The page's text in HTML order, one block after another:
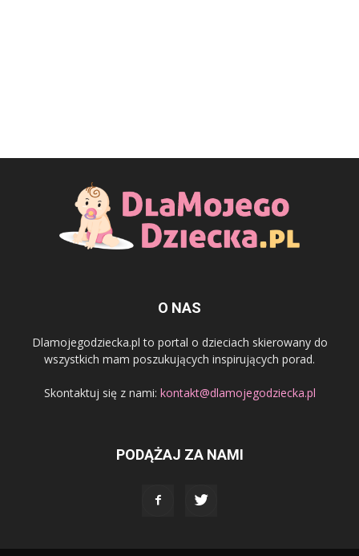
O NAS
Dlamojegodziecka.pl to portal o dzieciach skierowany do
wszystkich mam poszukujących inspirujących porad.
Skontaktuj się z nami: kontakt@dlamojegodziecka.pl
PODĄŻAJ ZA NAMI